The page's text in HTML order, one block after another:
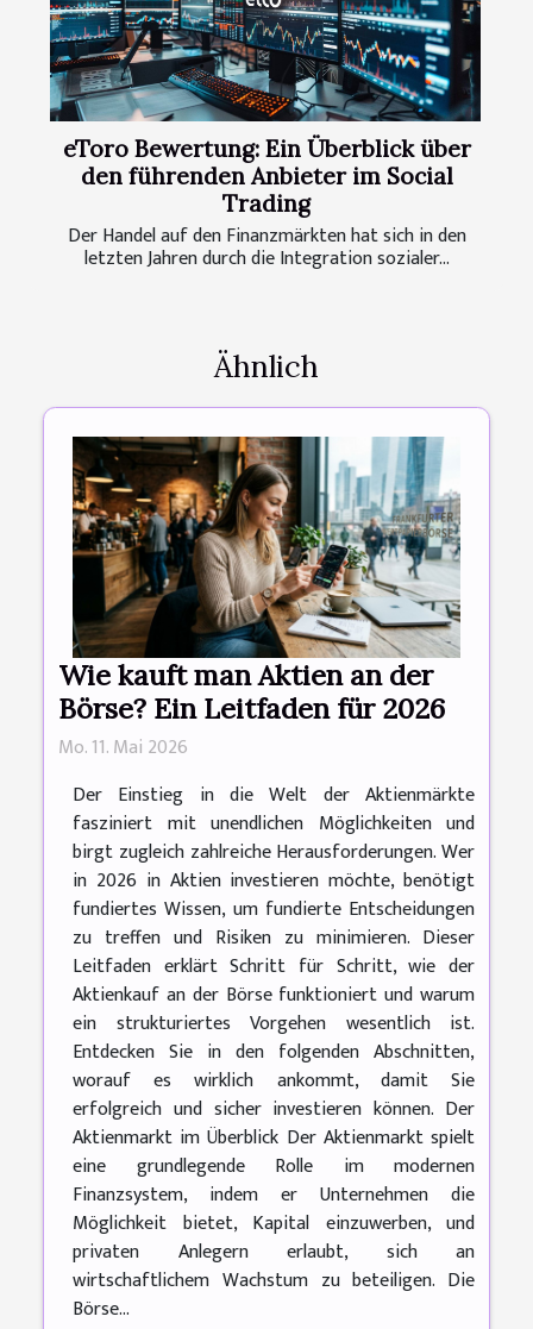
eToro Bewertung: Ein Überblick über
den führenden Anbieter im Social
Trading
Der Handel auf den Finanzmärkten hat sich in den
letzten Jahren durch die Integration sozialer...
Ähnlich
Wie kauft man Aktien an der
Börse? Ein Leitfaden für 2026
Mo. 11. Mai 2026
Der Einstieg in die Welt der Aktienmärkte
fasziniert mit unendlichen Möglichkeiten und
birgt zugleich zahlreiche Herausforderungen. Wer
in 2026 in Aktien investieren möchte, benötigt
fundiertes Wissen, um fundierte Entscheidungen
zu treffen und Risiken zu minimieren. Dieser
Leitfaden erklärt Schritt für Schritt, wie der
Aktienkauf an der Börse funktioniert und warum
ein strukturiertes Vorgehen wesentlich ist.
Entdecken Sie in den folgenden Abschnitten,
worauf es wirklich ankommt, damit Sie
erfolgreich und sicher investieren können. Der
Aktienmarkt im Überblick Der Aktienmarkt spielt
eine grundlegende Rolle im modernen
Finanzsystem, indem er Unternehmen die
Möglichkeit bietet, Kapital einzuwerben, und
privaten Anlegern erlaubt, sich an
wirtschaftlichem Wachstum zu beteiligen. Die
Börse...